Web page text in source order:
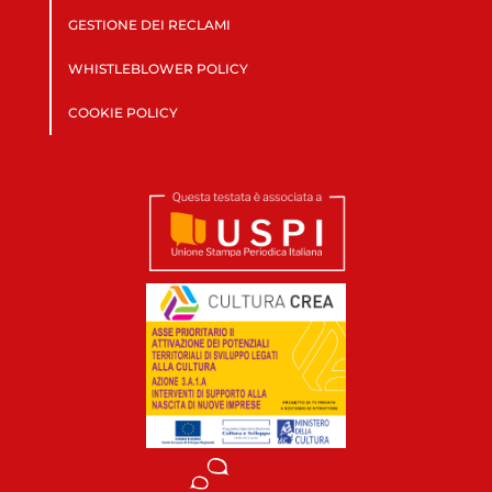
GESTIONE DEI RECLAMI
WHISTLEBLOWER POLICY
COOKIE POLICY